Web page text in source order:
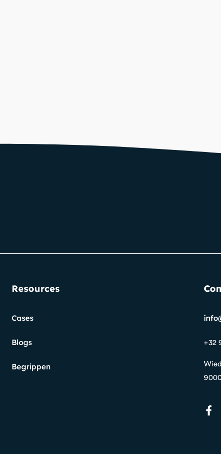
Resources
Cases
Blogs
Begrippen
+32